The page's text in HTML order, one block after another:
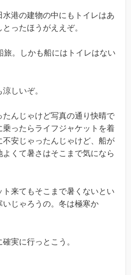
港の建物の中にもトイレはあ
ったほうがええぞ。
旅。しかも船にはトイレはない
しいぞ。
んじゃけど写真の通り快晴で
乗ったらライフジャケットを着
不安じゃったんじゃけど、船が
くて暑さはそこまで気になら
来てもそこまで暑くないとい
いじゃろうの。冬は極寒か
実に行っとこう。